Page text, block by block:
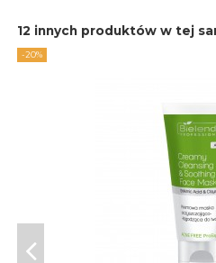
12 innych produktów w tej
-20%